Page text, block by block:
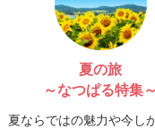
夏の旅
～なつぱる特集～
夏ならではの魅力や今し